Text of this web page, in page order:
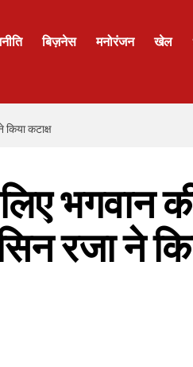
बिज़नेस मनोरंजन खेल
कटाक्ष
भगवान
रजा ने